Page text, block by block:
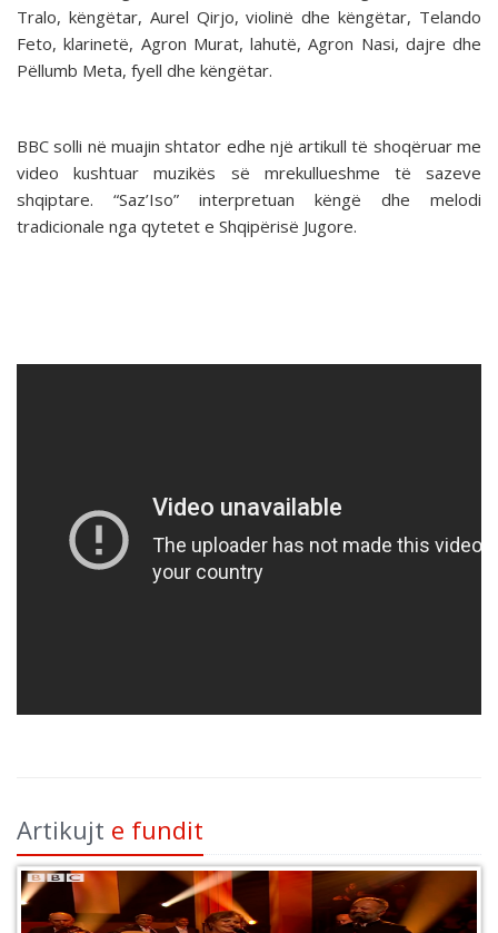
Tralo, këngëtar, Aurel Qirjo, violinë dhe këngëtar, Telando
Feto, klarinetë, Agron Murat, lahutë, Agron Nasi, dajre dhe
Pëllumb Meta, fyell dhe këngëtar.
BBC solli në muajin shtator edhe një artikull të shoqëruar me
video kushtuar muzikës së mrekullueshme të sazeve
shqiptare. “Saz’Iso” interpretuan këngë dhe melodi
tradicionale nga qytetet e Shqipërisë Jugore.
Artikujt e fundit